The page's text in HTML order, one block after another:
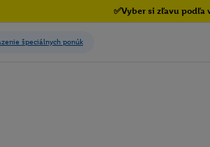
✅Vyber si zľavu podľa